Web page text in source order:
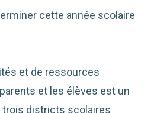
cette année scolaire
et de ressources
et les élèves est un
trois districts scolaires